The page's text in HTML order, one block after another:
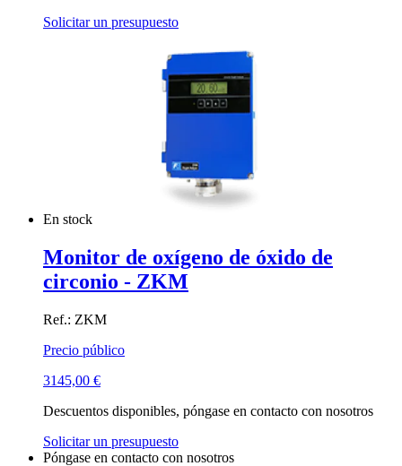
Solicitar un presupuesto
En stock
Monitor de oxígeno de óxido de
circonio - ZKM
Ref.: ZKM
Precio público
3145,00 €
Descuentos disponibles, póngase en contacto con nosotros
Solicitar un presupuesto
Póngase en contacto con nosotros